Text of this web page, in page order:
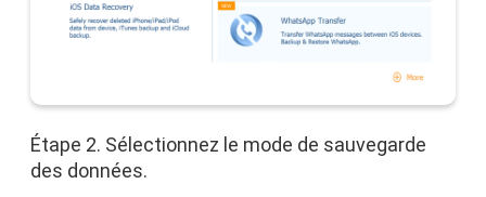
Étape 2. Sélectionnez le mode de sauvegarde
des données.